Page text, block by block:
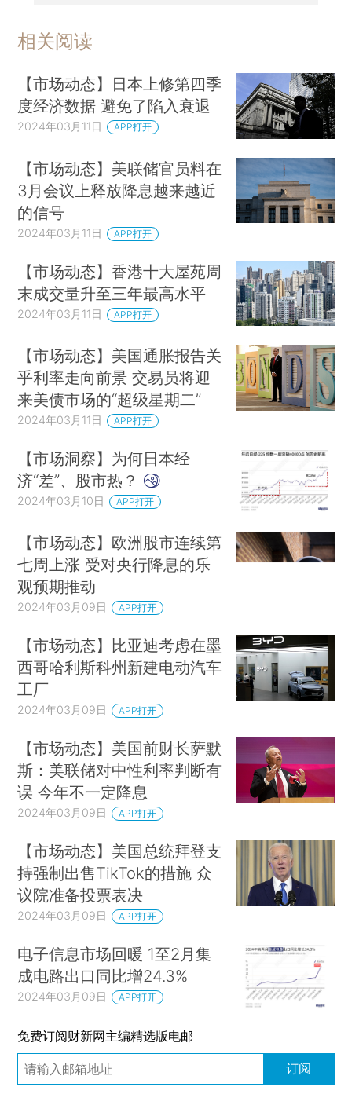
相关阅读
【市场动态】日本上修第四季
度经济数据 避免了陷入衰退
2024年03月11日 APP打开
【市场动态】美联储官员料在
3月会议上释放降息越来越近
的信号
2024年03月11日 APP打开
【市场动态】香港十大屋苑周
末成交量升至三年最高水平
2024年03月11日 APP打开
【市场动态】美国通胀报告关
乎利率走向前景 交易员将迎
来美债市场的“超级星期二”
2024年03月11日 APP打开
【市场洞察】为何日本经
济“差”、股市热？
2024年03月10日 APP打开
【市场动态】欧洲股市连续第
七周上涨 受对央行降息的乐
观预期推动
2024年03月09日 APP打开
【市场动态】比亚迪考虑在墨
西哥哈利斯科州新建电动汽车
工厂
2024年03月09日 APP打开
【市场动态】美国前财长萨默
斯：美联储对中性利率判断有
误 今年不一定降息
2024年03月09日 APP打开
【市场动态】美国总统拜登支
持强制出售TikTok的措施 众
议院准备投票表决
2024年03月09日 APP打开
电子信息市场回暖 1至2月集
成电路出口同比增24.3%
2024年03月09日 APP打开
免费订阅财新网主编精选版电邮
订阅